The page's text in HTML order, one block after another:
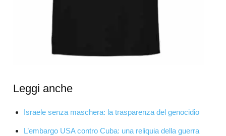
Leggi anche
Israele senza maschera: la trasparenza del genocidio
L’embargo USA contro Cuba: una reliquia della guerra